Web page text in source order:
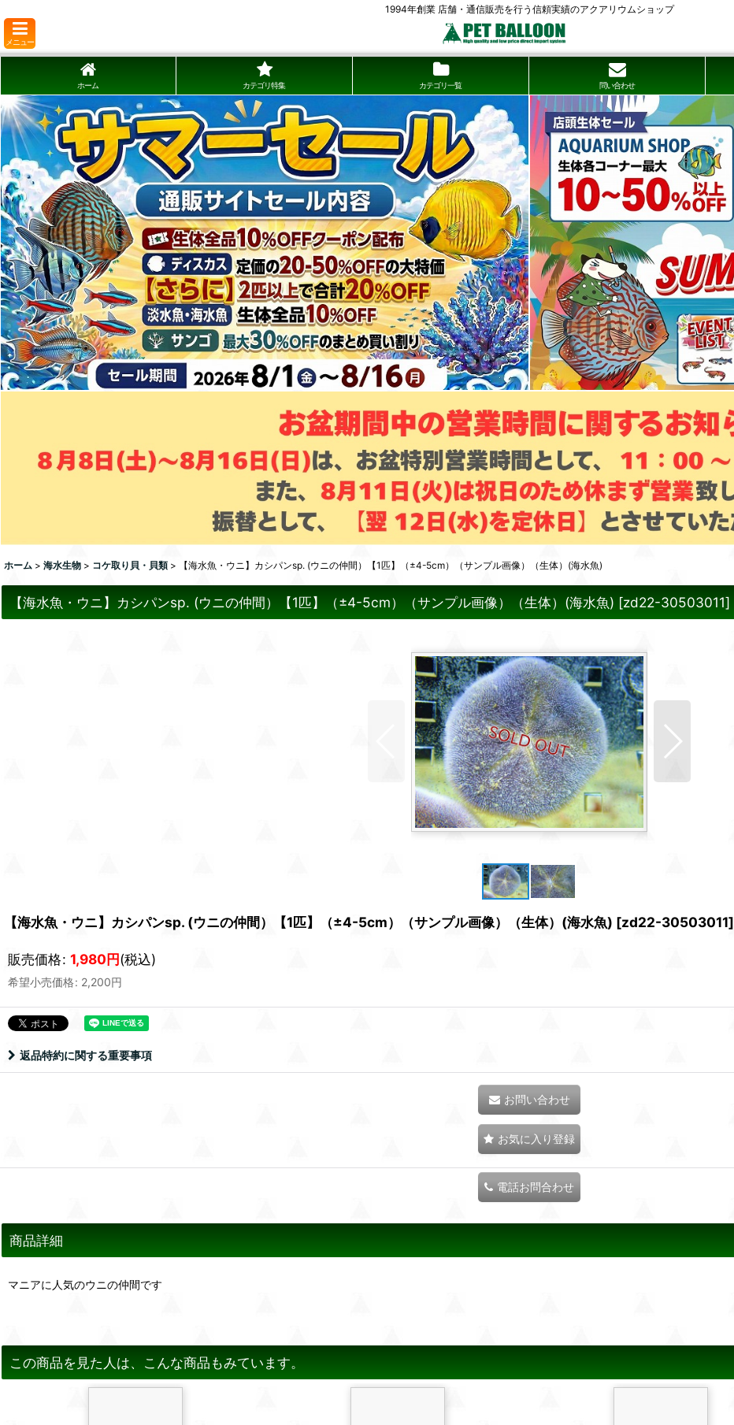
1994年創業 店舗・通信販売を行う信頼実績のアクアリウムショップ
メニュー
ホーム カテゴリ特集 カテゴリ一覧 問い合わせ
ホーム > 海水生物 > コケ取り貝・貝類 > 【海水魚・ウニ】カシパンsp. (ウニの仲間）【1匹】（±4-5cm）（サンプル画像）（生体）(海水魚)
【海水魚・ウニ】カシパンsp. (ウニの仲間）【1匹】（±4-5cm）（サンプル画像）（生体）(海水魚) [zd22-30503011]
【海水魚・ウニ】カシパンsp. (ウニの仲間）【1匹】（±4-5cm）（サンプル画像）（生体）(海水魚) [zd22-30503011]
販売価格: 1,980円(税込)
希望小売価格: 2,200円
返品特約に関する重要事項
お問い合わせ
お気に入り登録
電話お問合わせ
商品詳細
マニアに人気のウニの仲間です
この商品を見た人は、こんな商品もみています。